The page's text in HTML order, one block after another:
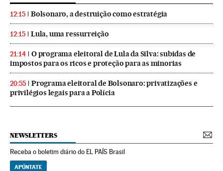
12:15 Bolsonaro, a destruição como estratégia
12:15 Lula, uma ressurreição
21:14
O programa eleitoral de Lula da Silva: subidas de
impostos para os ricos e proteção para as minorias
20:55
Programa eleitoral de Bolsonaro: privatizações e
privilégios legais para a Polícia
NEWSLETTERS
Receba o boletim diário do EL PAÍS Brasil
APÚNTATE